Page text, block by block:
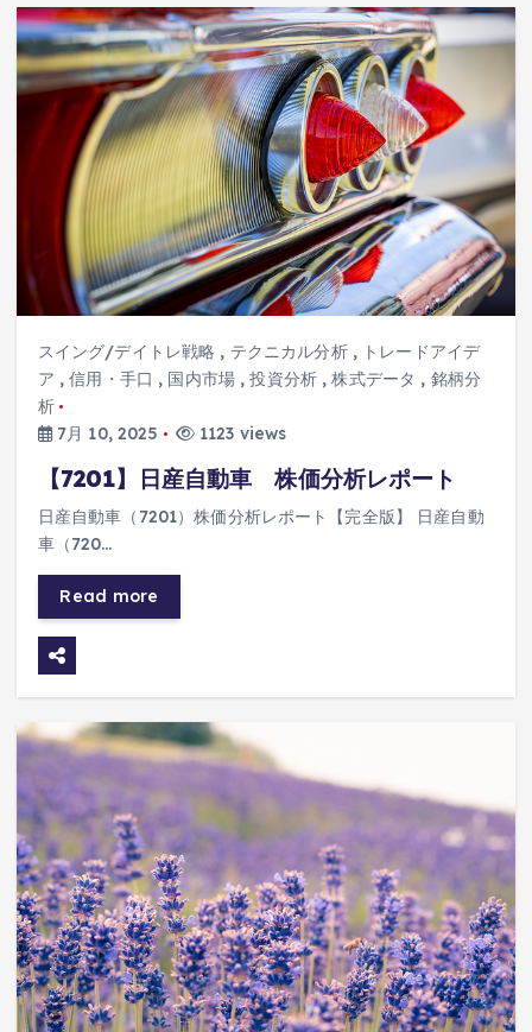
スイング/デイトレ戦略 , テクニカル分析, トレードアイデ
ア ,信用・手口 , 国内市場 ,投資分析 ,株式データ , 銘柄分
析
7月 10, 2025
1123 views
【7201】日産自動車 株価分析レポート
日産自動車（7201）株価分析レポート【完全版】 日産自動
車（720…
Read more